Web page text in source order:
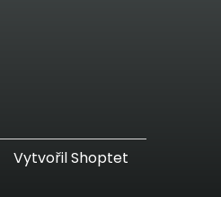
Vytvořil Shoptet